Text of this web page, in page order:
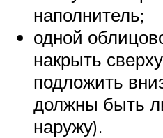
наполнитель;
одной
накрыть
подложить
должны быть
наружу).